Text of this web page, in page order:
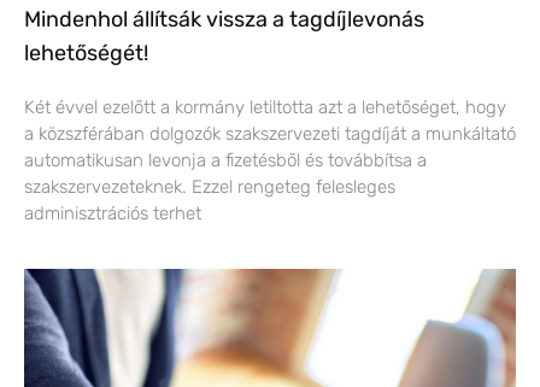
Mindenhol állítsák vissza a tagdíjlevonás
lehetőségét!
Két évvel ezelőtt a kormány letiltotta azt a lehetőséget, hogy
a közszférában dolgozók szakszervezeti tagdíját a munkáltató
automatikusan levonja a fizetésből és továbbítsa a
szakszervezeteknek. Ezzel rengeteg felesleges
adminisztrációs terhet